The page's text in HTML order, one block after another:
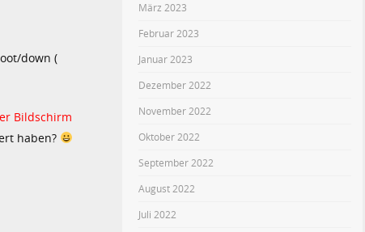
down (
Bildschirm
haben?
März 2023
Februar 2023
Januar 2023
Dezember 2022
November 2022
Oktober 2022
September 2022
August 2022
Juli 2022